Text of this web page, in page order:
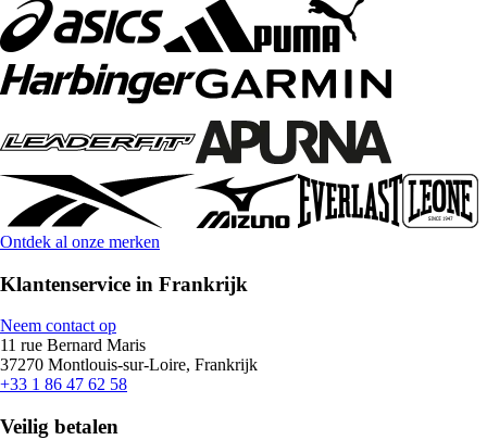
Ontdek al onze merken
Klantenservice in Frankrijk
Neem contact op
11 rue Bernard Maris
37270 Montlouis-sur-Loire, Frankrijk
+33 1 86 47 62 58
Veilig betalen